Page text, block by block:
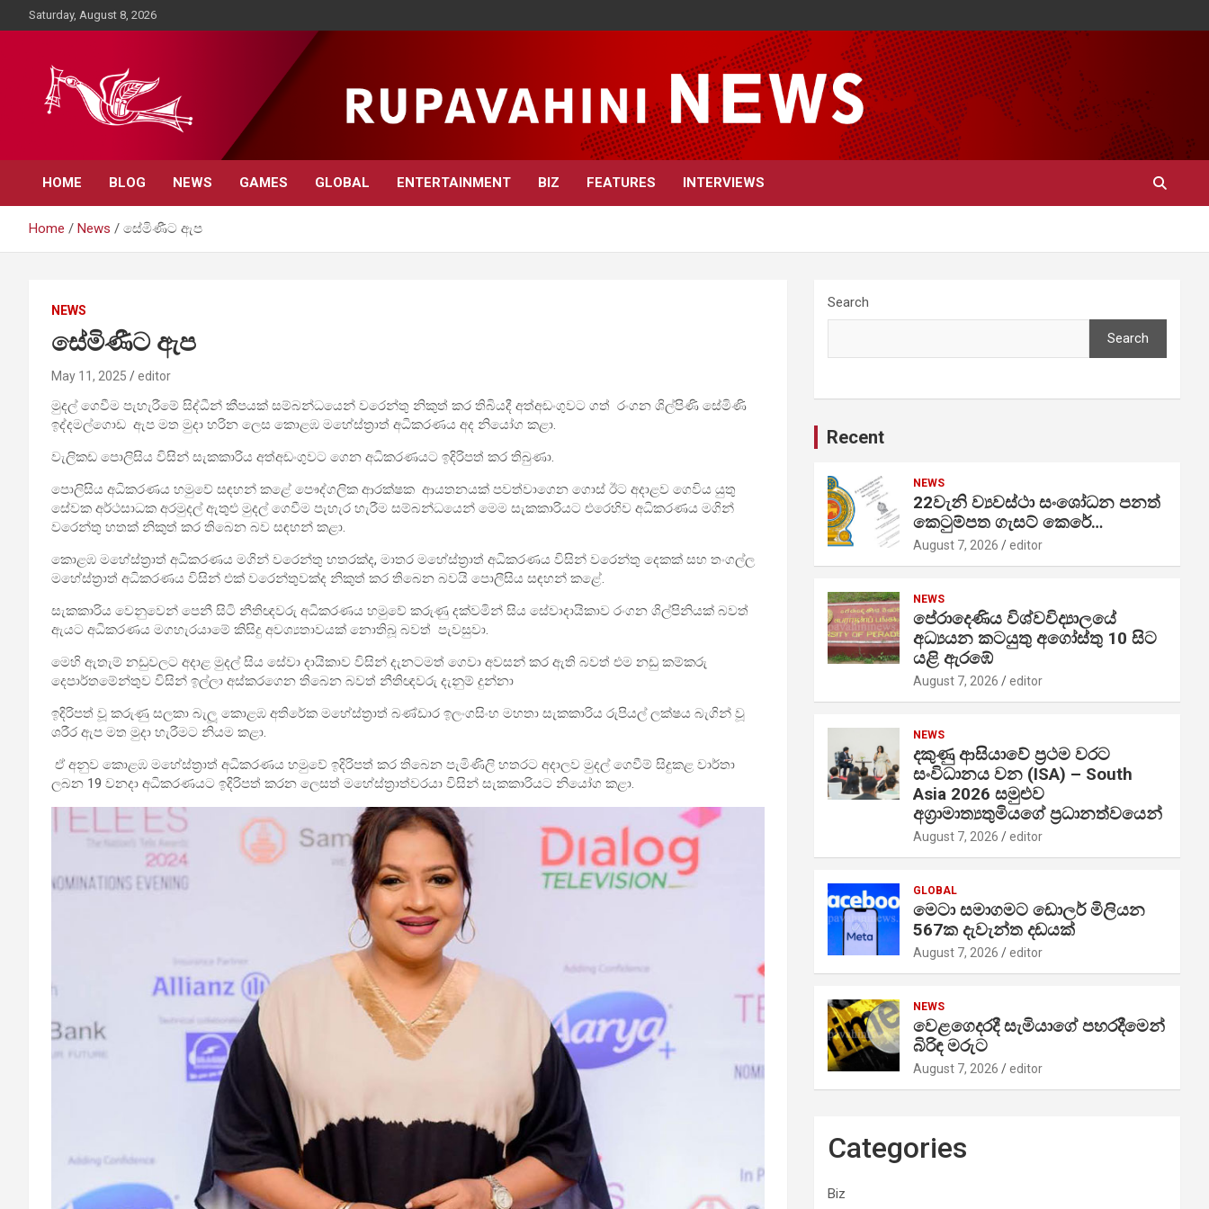
to
Saturday, August 8, 2026
Rupavahini News
HOME BLOG NEWS GAMES GLOBAL ENTERTAINMENT BIZ FEATURES INTERVIEWS
Home News සේමිණීට ඇප
NEWS
සේමිණීට ඇප
May 11, 2025 editor
මුදල් ගෙවීම පැහැරීමේ සිද්ධීන් කීපයක් සම්බන්ධයෙන් වරෙන්තු නිකුත් කර තිබියදී අත්අඩංගුවට ගත් රංගන ශිල්පිණි සේමිණි
ඉද්දමල්ගොඩ ඇප මත මුදා හරින ලෙස කොළඹ මහේස්ත්‍රාත් අධිකරණය අද නියෝග කළා.
වැලිකඩ පොලිසිය විසින් සැකකාරිය අත්අඩංගුවට ගෙන අධිකරණයට ඉදිරිපත් කර තිබුණා.
පොලිසිය අධිකරණය හමුවේ සඳහන් කළේ පෞද්ගලික ආරක්ෂක ආයතනයක් පවත්වාගෙන ගොස් ඊට අදාළව ගෙවිය යුතු
සේවක අර්ථසාධක අරමුදල් ඇතුළු මුදල් ගෙවීම පැහැර හැරීම සම්බන්ධයෙන් මෙම සැකකාරියට එරෙහිව අධිකරණය මගින්
වරෙන්තු හතක් නිකුත් කර තිබෙන බව සඳහන් කළා.
කොළඹ මහේස්ත්‍රාත් අධිකරණය මගින් වරෙන්තු හතරක්ද, මාතර මහේස්ත්‍රාත් අධිකරණය විසින් වරෙන්තු දෙකක් සහ තංගල්ල
මහේස්ත්‍රාත් අධිකරණය විසින් එක් වරෙන්තුවක්ද නිකුත් කර තිබෙන බවයි පොලීසිය සඳහන් කළේ.
සැකකාරිය වෙනුවෙන් පෙනී සිටි නීතිඥවරු අධිකරණය හමුවේ කරුණු දක්වමින් සිය සේවාදායිකාව රංගන ශිල්පිනියක් බවත්
ඇයට අධිකරණය මගහැරයාමේ කිසිදු අවශ්‍යතාවයක් නොතිබූ බවත් පැවසුවා.
මෙහි ඇතැම් නඩුවලට අදාළ මුදල් සිය සේවා දායිකාව විසින් දැනටමත් ගෙවා අවසන් කර ඇති බවත් එම නඩු කම්කරු
දෙපාර්තමේන්තුව විසින් ඉල්ලා අස්කරගෙන තිබෙන බවත් නීතිඥවරු දැනුම් දුන්නා
ඉදිරිපත් වූ කරුණු සලකා බැලූ කොළඹ අතිරේක මහේස්ත්‍රාත් බණ්ඩාර ඉලංගසිංහ මහතා සැකකාරිය රුපියල් ලක්ෂය බැගින් වූ
ශරීර ඇප මත මුදා හැරීමට නියම කළා.
ඒ අනුව කොළඹ මහේස්ත්‍රාත් අධිකරණය හමුවේ ඉදිරිපත් කර තිබෙන පැමිණිලි හතරට අදාලව මුදල් ගෙවීම් සිදුකළ වාර්තා
ලබන 19 වනදා අධිකරණයට ඉදිරිපත් කරන ලෙසත් මහේස්ත්‍රාත්වරයා විසින් සැකකාරියට නියෝග කළා.
Search
Search
Recent
NEWS
22වැනි ව්‍යවස්ථා සංශෝධන පනත්
කෙටුම්පත ගැසට් කෙරේ…
August 7, 2026 editor
NEWS
පේරාදෙණිය විශ්වවිද්‍යාලයේ
අධ්‍යයන කටයුතු අගෝස්තු 10 සිට
යළි ඇරඹේ
August 7, 2026 editor
NEWS
දකුණු ආසියාවේ ප්‍රථම වරට
සංවිධානය වන (ISA) – South
Asia 2026 සමුළුව
අග්‍රාමාත්‍යතුමියගේ ප්‍රධානත්වයෙන්
August 7, 2026 editor
GLOBAL
මෙටා සමාගමට ඩොලර් මිලියන
567ක දැවැන්ත දඩයක්
August 7, 2026 editor
NEWS
වෙළගෙදරදී සැමියාගේ පහරදීමෙන්
බිරිඳ මරුට
August 7, 2026 editor
Categories
Biz